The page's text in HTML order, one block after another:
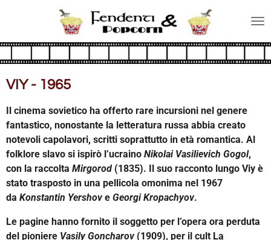
contenuto
VIY - 1965
Il cinema sovietico ha offerto rare incursioni nel genere
fantastico, nonostante la letteratura russa abbia creato
notevoli capolavori, scritti soprattutto in età romantica. Al
folklore slavo si ispirò l’ucraino Nikolai Vasilievich Gogol,
con la raccolta Mirgorod (1835). Il suo racconto lungo Viy è
stato trasposto in una pellicola omonima nel 1967
da Konstantin Yershove Georgi Kropachyov.
Le pagine hanno fornito il soggetto per l’opera ora perduta
del pioniere Vasily Goncharov(1909), per il cult La